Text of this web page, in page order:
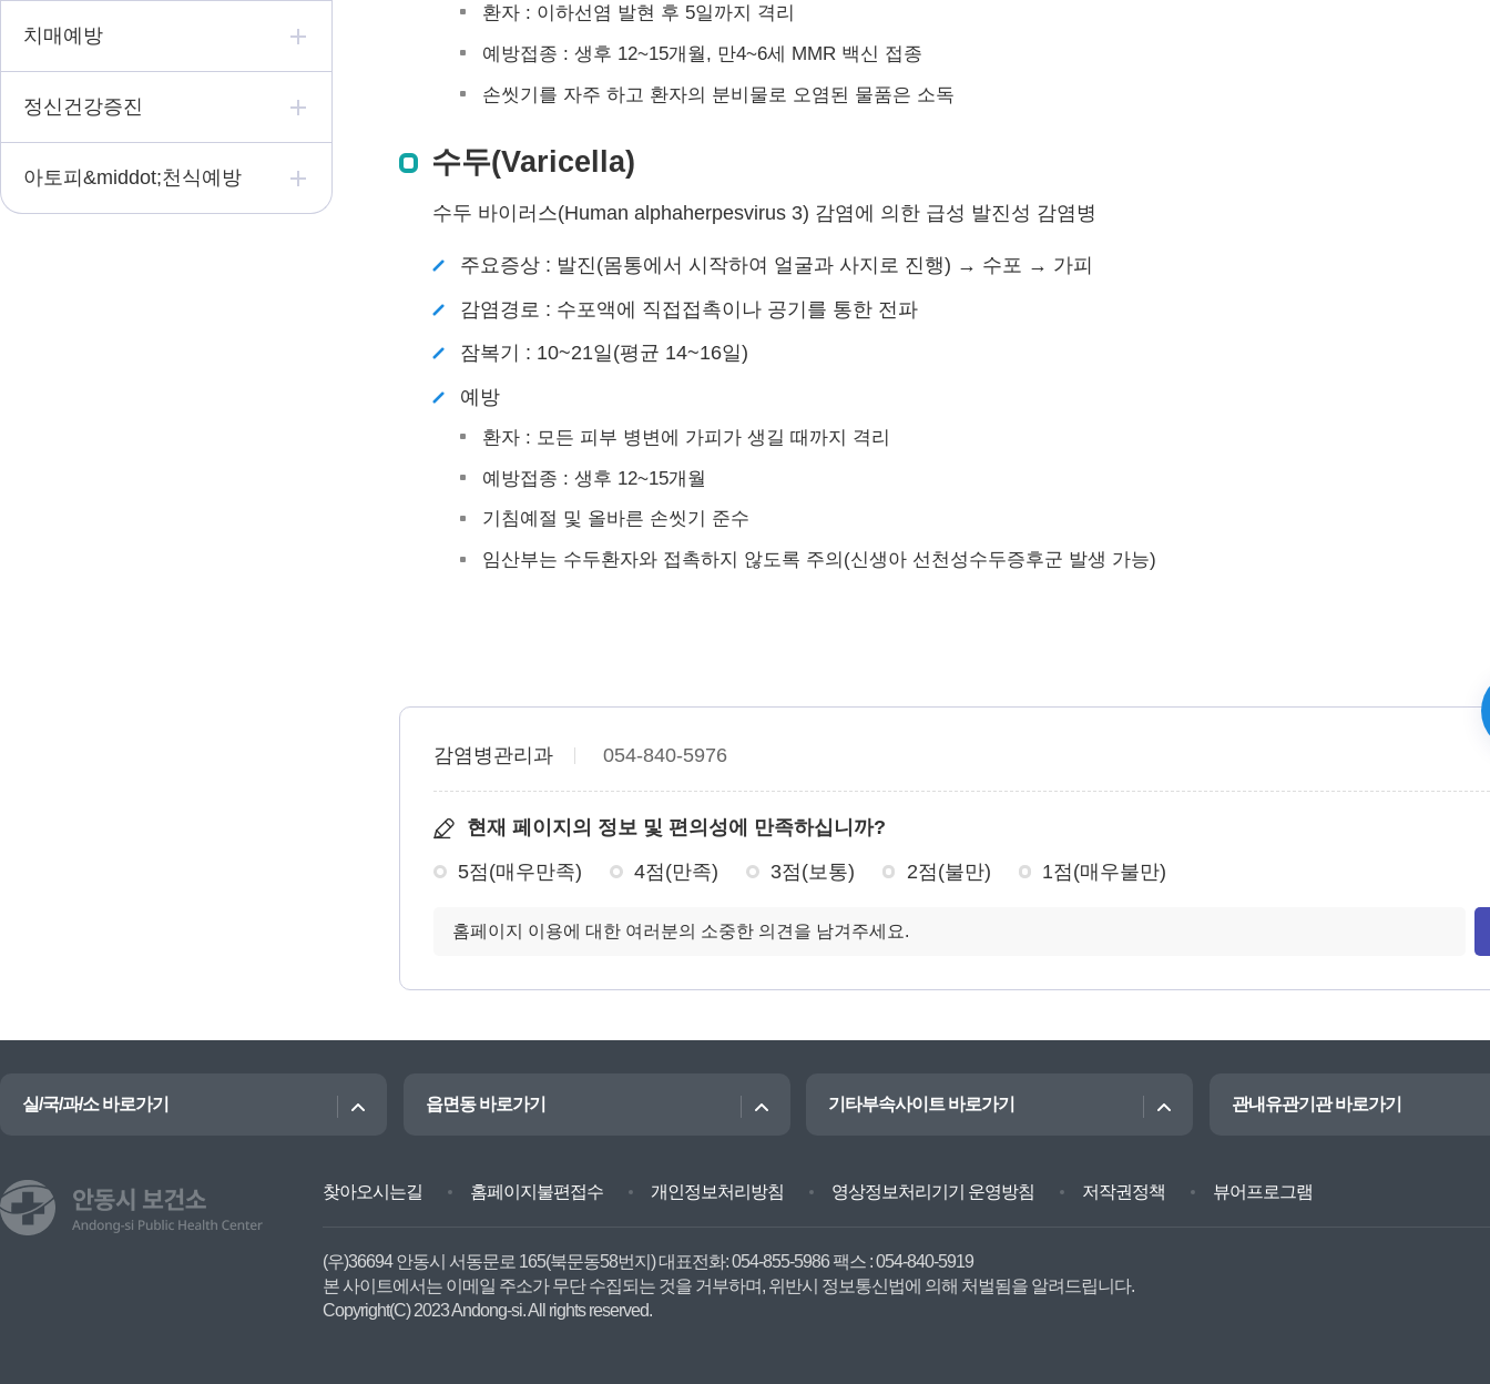
치매예방
정신건강증진
아토피&middot;천식예방
환자 : 이하선염 발현 후 5일까지 격리
예방접종 : 생후 12~15개월, 만4~6세 MMR 백신 접종
손씻기를 자주 하고 환자의 분비물로 오염된 물품은 소독
수두(Varicella)
수두 바이러스(Human alphaherpesvirus 3) 감염에 의한 급성 발진성 감염병
주요증상 : 발진(몸통에서 시작하여 얼굴과 사지로 진행) → 수포 → 가피
감염경로 : 수포액에 직접접촉이나 공기를 통한 전파
잠복기 : 10~21일(평균 14~16일)
예방
환자 : 모든 피부 병변에 가피가 생길 때까지 격리
예방접종 : 생후 12~15개월
기침예절 및 올바른 손씻기 준수
임산부는 수두환자와 접촉하지 않도록 주의(신생아 선천성수두증후군 발생 가능)
감염병관리과 054-840-5976
현재 페이지의 정보 및 편의성에 만족하십니까?
5점(매우만족)
4점(만족) 3점(보통) 2점(불만) 1점(매우불만)
실/국/과/소 바로가기 읍면동 바로가기 기타부속사이트 바로가기 관내유관기관 바로가기
찾아오시는길 홈페이지불편접수 개인정보처리방침 영상정보처리기기 운영방침 저작권정책 뷰어프로그램
(우)36694 안동시 서동문로 165(북문동58번지)대표전화: 054-855-5986 팩스 : 054-840-5919
본 사이트에서는 이메일 주소가 무단 수집되는 것을 거부하며, 위반시 정보통신법에 의해 처벌됨을 알려드립니다.
Copyright(C) 2023 Andong-si. All rights reserved.